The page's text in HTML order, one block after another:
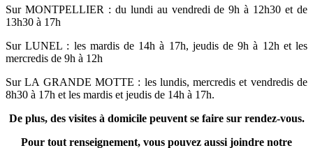
Sur MONTPELLIER : du lundi au vendredi de 9h à 12h30 et de
13h30 à 17h
Sur LUNEL : les mardis de 14h à 17h, jeudis de 9h à 12h et les
mercredis de 9h à 12h
Sur LA GRANDE MOTTE : les lundis, mercredis et vendredis de
8h30 à 17h et les mardis et jeudis de 14h à 17h.
De plus, des visites à domicile peuvent se faire sur rendez-vous.
Pour tout renseignement, vous pouvez aussi joindre notre